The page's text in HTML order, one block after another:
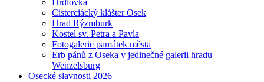
Hrdlovka
Cisterciácký klášter Osek
Hrad Rýzmburk
Kostel sv. Petra a Pavla
Fotogalerie památek města
Erb pánů z Oseka v jedinečné galerii hradu
Wenzelsburg
Osecké slavnosti 2026